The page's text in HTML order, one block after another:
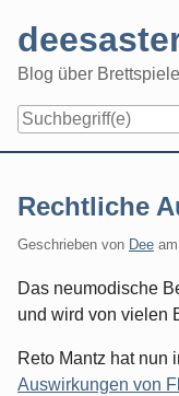
content
Blog über
Rechtliche
Geschrieben von Dee am
Das neumodische
und wird von vielen
Reto Mantz hat nun
Auswirkungen von